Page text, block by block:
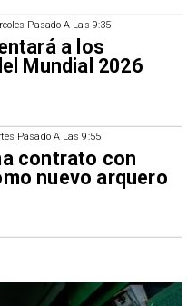
Pasado A Las 9:35
a los
Mundial 2026
Pasado A Las 9:55
contrato con
nuevo arquero